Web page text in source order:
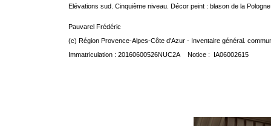
Elévations sud. Cinquième niveau. Décor peint : blason de la
Pauvarel Frédéric
(c) Région Provence-Alpes-Côte d'Azur - Inventaire général.
Immatriculation : 20160600526NUC2A Notice : IA06002615